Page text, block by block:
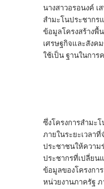
นางสาวอรอนงค์
สำมะโนประชากร
ข้อมูลโครงสร้างพื้
เศรษฐกิจและสังค
ใช้เป็น ฐานในกา
ซึ่งโครงการสำมะ
ภายในระยะเวลา
ประชาชนให้ความ
ประชากรที่เปลี่ยน
ข้อมูลของโครงกา
หน่วยงานภาครัฐ